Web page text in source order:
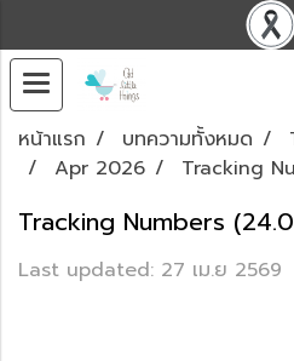
หน้าแรก บทความทั้งหมด
Apr 2026
Tracking
Tracking Numbers
Last updated: 27 เม.ย 2569